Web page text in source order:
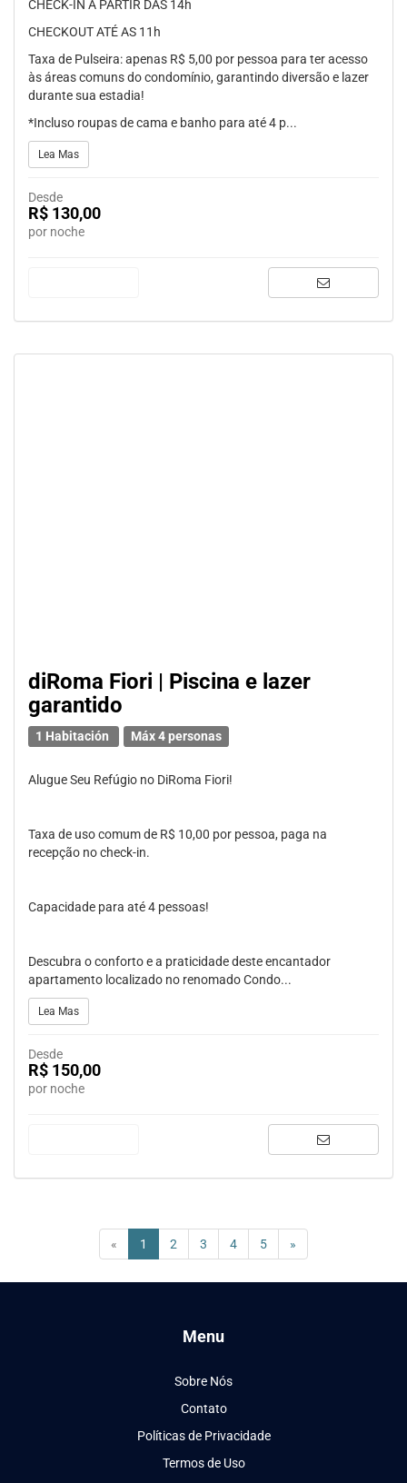
CHECK-IN A PARTIR DAS 14h
CHECKOUT ATÉ AS 11h
Taxa de Pulseira: apenas R$ 5,00 por pessoa para ter acesso
às áreas comuns do condomínio, garantindo diversão e lazer
durante sua estadia!
*Incluso roupas de cama e banho para até 4 p...
Lea Mas
Desde
R$ 130,00
por noche
diRoma Fiori | Piscina e lazer
garantido
1 Habitación Máx 4 personas
Alugue Seu Refúgio no DiRoma Fiori!
Taxa de uso comum de R$ 10,00 por pessoa, paga na
recepção no check-in.
Capacidade para até 4 pessoas!
Descubra o conforto e a praticidade deste encantador
apartamento localizado no renomado Condo...
Lea Mas
Desde
R$ 150,00
por noche
« 1 (current)
2 3 4 5 »
Menu
Sobre Nós
Contato
Políticas de Privacidade
Termos de Uso